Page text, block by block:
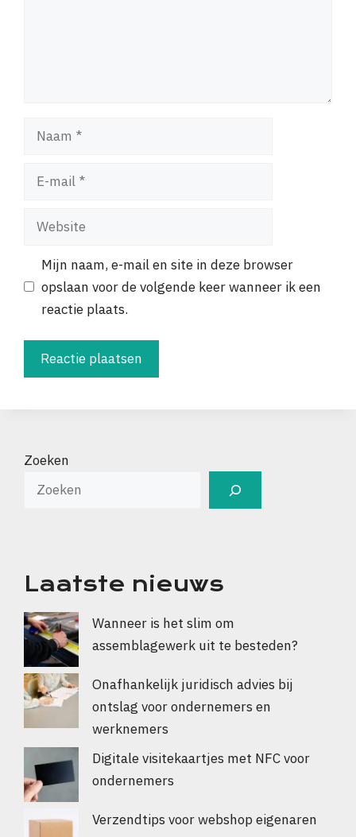
Naam
Website
Mijn naam, e-mail en site in deze browser
opslaan voor de volgende keer wanneer ik een
reactie plaats.
Zoeken
Laatste nieuws
Wanneer is het slim om
assemblagewerk uit te besteden?
Onafhankelijk juridisch advies bij
ontslag voor ondernemers en
werknemers
Digitale visitekaartjes met NFC voor
ondernemers
Verzendtips voor webshop eigenaren